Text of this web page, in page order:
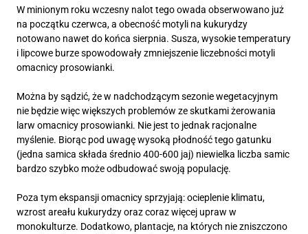
W minionym roku wczesny nalot tego owada obserwowano już
na początku czerwca, a obecność motyli na kukurydzy
notowano nawet do końca sierpnia. Susza, wysokie temperatury
i lipcowe burze spowodowały zmniejszenie liczebności motyli
omacnicy prosowianki.
Można by sądzić, że w nadchodzącym sezonie wegetacyjnym
nie będzie więc większych problemów ze skutkami żerowania
larw omacnicy prosowianki. Nie jest to jednak racjonalne
myślenie. Biorąc pod uwagę wysoką płodność tego gatunku
(jedna samica składa średnio 400-600 jaj) niewielka liczba samic
bardzo szybko może odbudować swoją populację.
Poza tym ekspansji omacnicy sprzyjają: ocieplenie klimatu,
wzrost areału kukurydzy oraz coraz więcej upraw w
monokulturze. Dodatkowo, plantacje, na których nie zniszczono